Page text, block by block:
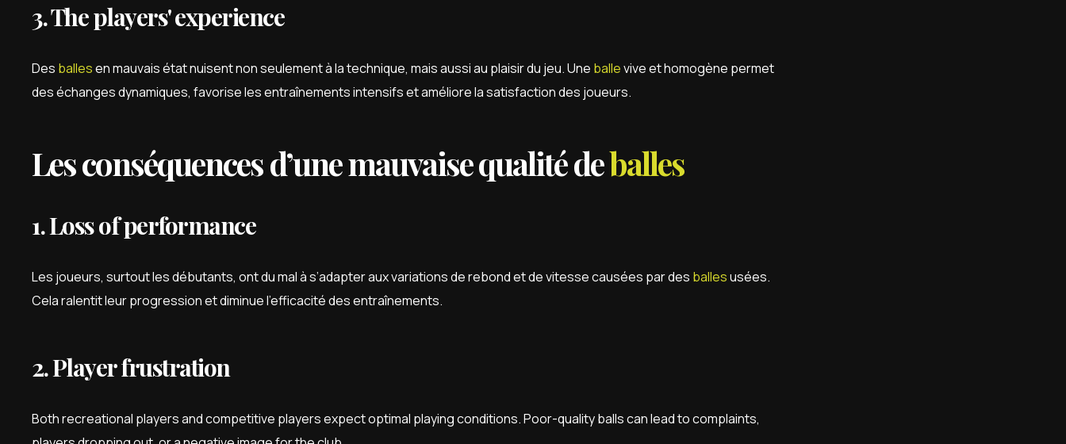
3. The players' experience
Des ballesen mauvais état nuisent non seulement à la technique, mais aussi au plaisir du jeu. Une ballevive et homogène permet
des échanges dynamiques, favorise les entraînements intensifs et améliore la satisfaction des joueurs.
Les conséquences d’une mauvaise qualité deballes
1. Loss of performance
Les joueurs, surtout les débutants, ont du mal à s’adapter aux variations de rebond et de vitesse causées par des ballesusées.
Cela ralentit leur progression et diminue l’efficacité des entraînements.
2. Player frustration
Both recreational players and competitive players expect optimal playing conditions. Poor-quality balls can lead to complaints,